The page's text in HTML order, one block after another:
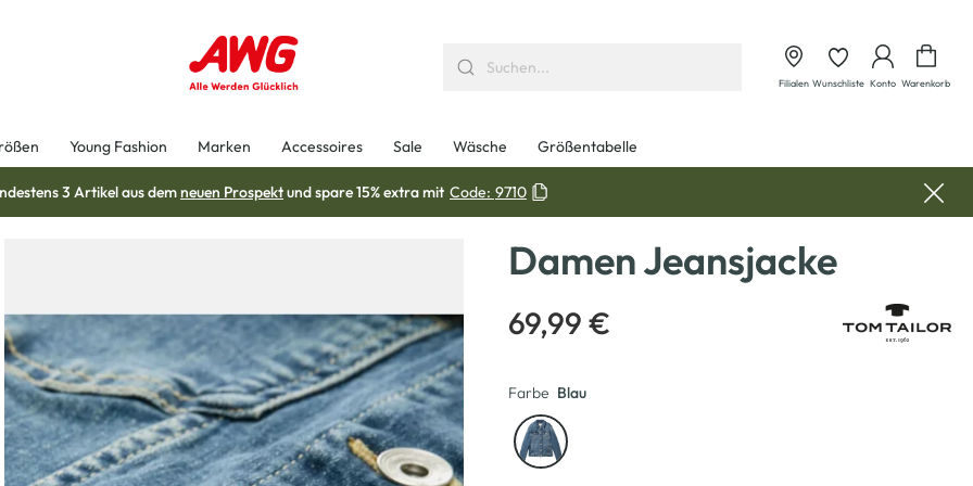
Filialen Wunschliste Konto Warenkorb
Young Fashion Marken Accessoires Sale Wäsche Größentabelle
3 Artikel aus demneuen Prospektund spare 15% extra mit Code: 9710
Damen Jeansjacke
69,99 €
Farbe Blau